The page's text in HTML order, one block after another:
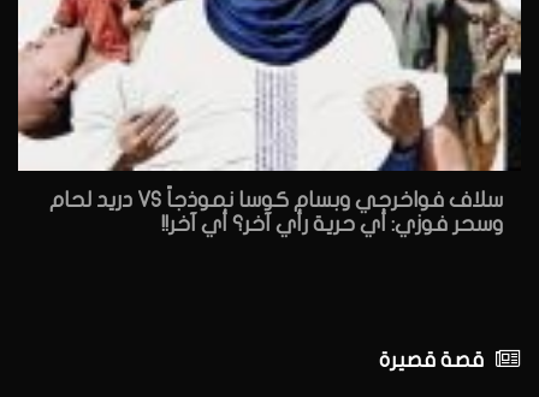
سلاف فواخرجي وبسام كوسا نموذجاً VS دريد لحام
وسحر فوزي: أي حرية رأي آخر؟ أي آخر!!
قصة قصيرة